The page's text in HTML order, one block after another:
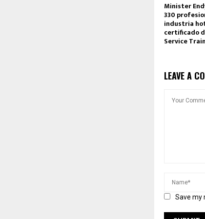
Minister
330
industria
certificado
Service
LEAVE A
Save my